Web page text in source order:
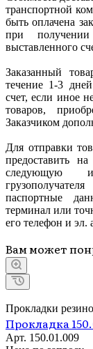
транспортной
быть оплачена
при
выставленного
Заказанный
течение 1-3
счет, если иное
товаров,
Заказчиком
Для отправки
предоставить
следующую
паспортные
терминал или
его телефон и эл.
Вам может
Прокладки
Прокладка
Арт. 150.01.009